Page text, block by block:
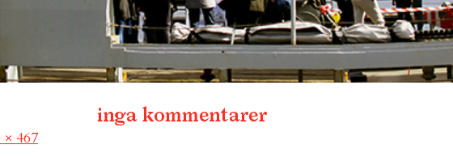
inga kommentarer
× 467